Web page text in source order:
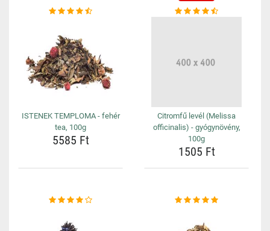
ISTENEK TEMPLOMA - fehér
tea, 100g
5585 Ft
Citromfű levél (Melissa
officinalis) - gyógynövény,
100g
1505 Ft